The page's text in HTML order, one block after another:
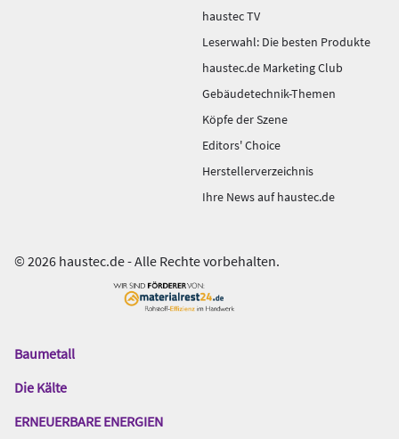
haustec TV
Leserwahl: Die besten Produkte
haustec.de Marketing Club
Gebäudetechnik-Themen
Köpfe der Szene
Editors' Choice
Herstellerverzeichnis
Ihre News auf haustec.de
© 2026 haustec.de - Alle Rechte vorbehalten.
Das
Gentner
Baumetall
Die Kälte
ERNEUERBARE ENERGIEN